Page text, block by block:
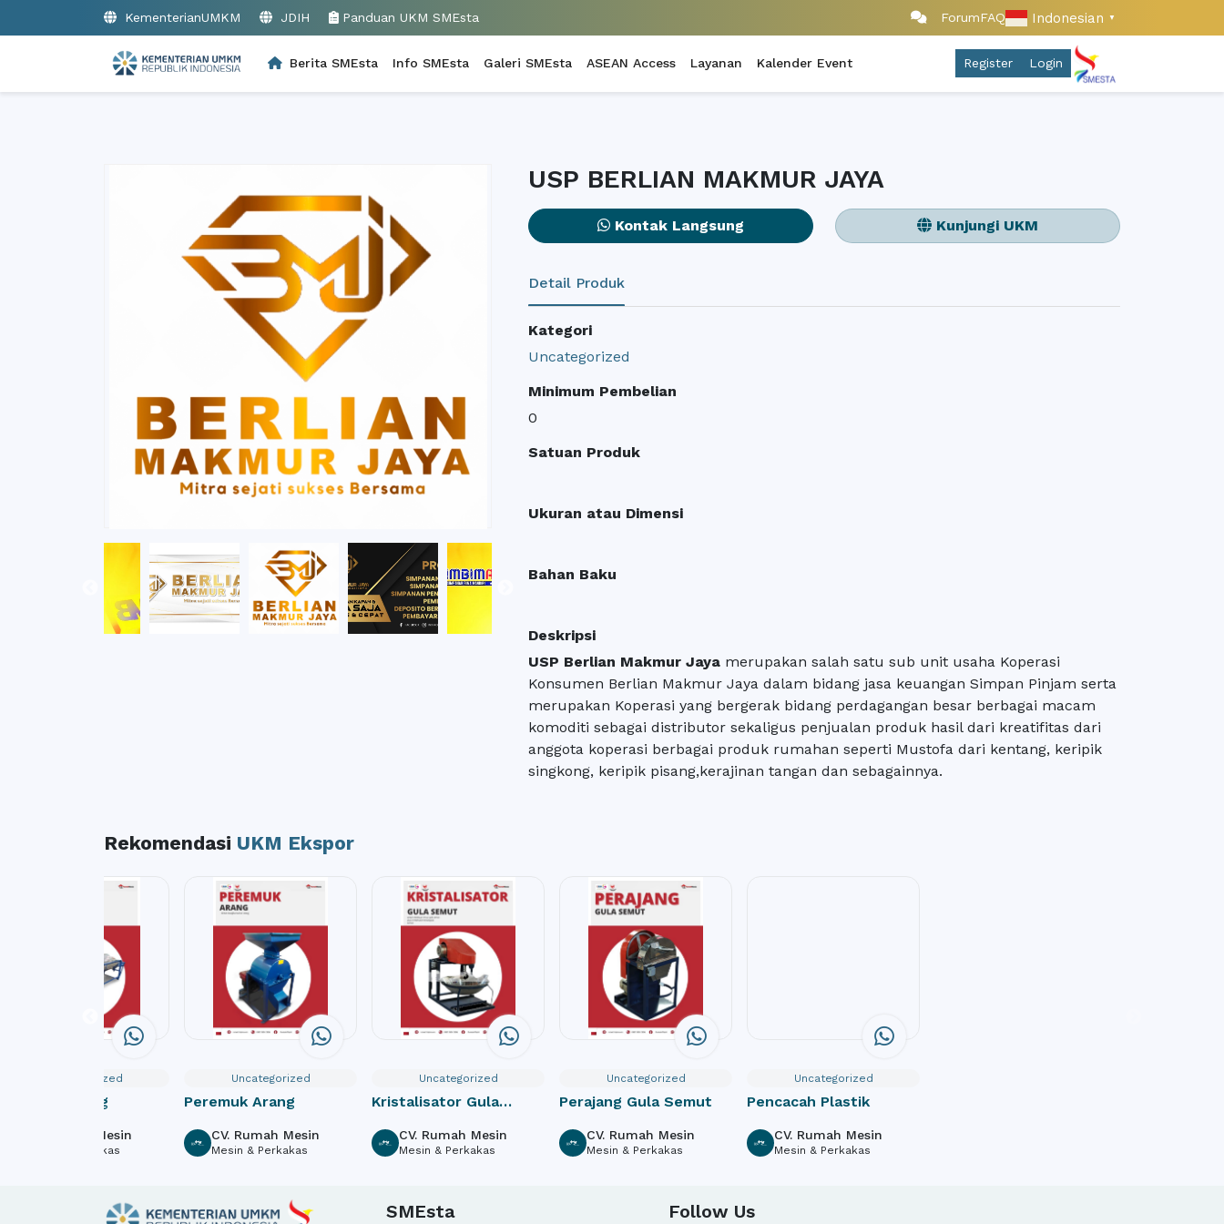
KementerianUMKM JDIH Panduan UKM SMEsta ForumFAQ Indonesian ▼
Berita SMEsta Info SMEsta Galeri SMEsta ASEAN Access Layanan Kalender Event Register Login
USP BERLIAN MAKMUR JAYA
Kontak Langsung Kunjungi UKM
Detail Produk
Kategori
Uncategorized
Minimum Pembelian
0
Satuan Produk
Ukuran atau Dimensi
Bahan Baku
Deskripsi
USP Berlian Makmur Jaya merupakan salah satu sub unit usaha Koperasi
Konsumen Berlian Makmur Jaya dalam bidang jasa keuangan Simpan Pinjam serta
merupakan Koperasi yang bergerak bidang perdagangan besar berbagai macam
komoditi sebagai distributor sekaligus penjualan produk hasil dari kreatifitas dari
anggota koperasi berbagai produk rumahan seperti Mustofa dari kentang, keripik
singkong, keripik pisang,kerajinan tangan dan sebagainnya.
Rekomendasi UKM Ekspor
Uncategorized
Porang
CV. Rumah Mesin
Mesin & Perkakas
Uncategorized
Peremuk Arang
CV. Rumah Mesin
Mesin & Perkakas
Uncategorized
Kristalisator Gula
CV. Rumah Mesin
Mesin & Perkakas
Uncategorized
Perajang Gula Semut
CV. Rumah Mesin
Mesin & Perkakas
Uncategorized
Pencacah Plastik
CV. Rumah Mesin
Mesin & Perkakas
SMEsta Follow Us